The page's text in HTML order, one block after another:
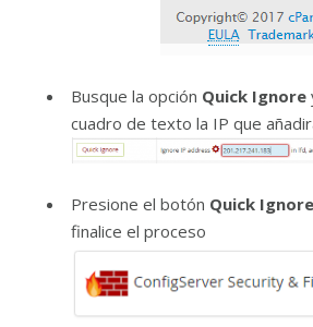
Busque la opción Quick Ignore
cuadro de texto la IP que
Presione el botón Quick Ignore
finalice el proceso